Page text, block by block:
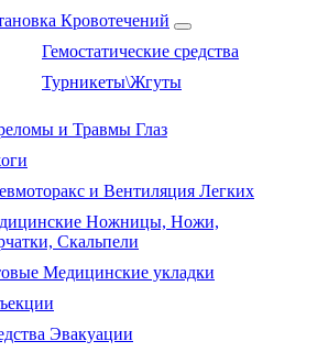
Кровотечений
Гемостатические средства
Турникеты\Жгуты
и Травмы Глаз
и Вентиляция Легких
Ножницы, Ножи,
Скальпели
Медицинские укладки
Эвакуации